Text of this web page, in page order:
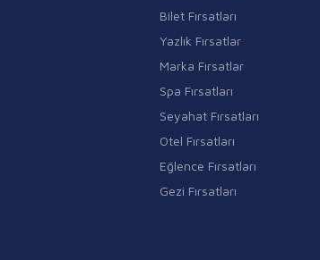
Bilet Fırsatları
Yazlık Fırsatlar
Marka Fırsatlar
Spa Fırsatları
Seyahat Fırsatları
Otel Fırsatları
Eğlence Fırsatları
Gezi Fırsatları